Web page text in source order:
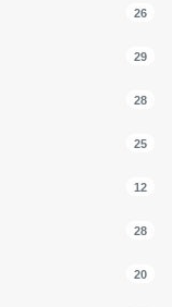
26
29
28
25
12
28
20